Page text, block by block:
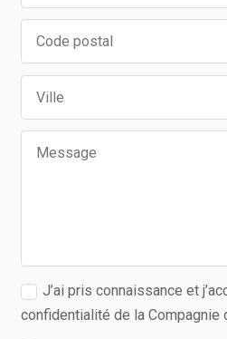
J’ai pris connaissance et
confidentialité de la Compagnie